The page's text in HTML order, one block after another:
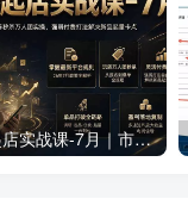
26拼多多起店实战课-7月｜市场调研定位赛道，矩阵秒杀万人团实操，强弱付费打法解决新品起量卡点